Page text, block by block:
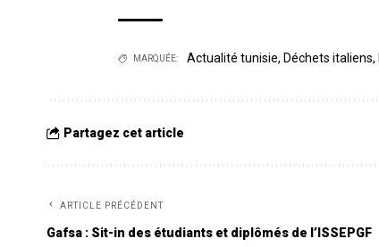
MARQUÉE: Actualité tunisie, Déchets italiens,
Partagez cet article
ARTICLE PRÉCÉDENT
Gafsa : Sit-in des étudiants et diplômés de l’ISSEPGF